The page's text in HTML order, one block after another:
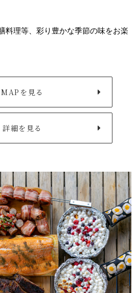
料理等、彩り豊かな季節の味をお楽
MAPを見る
詳細を見る